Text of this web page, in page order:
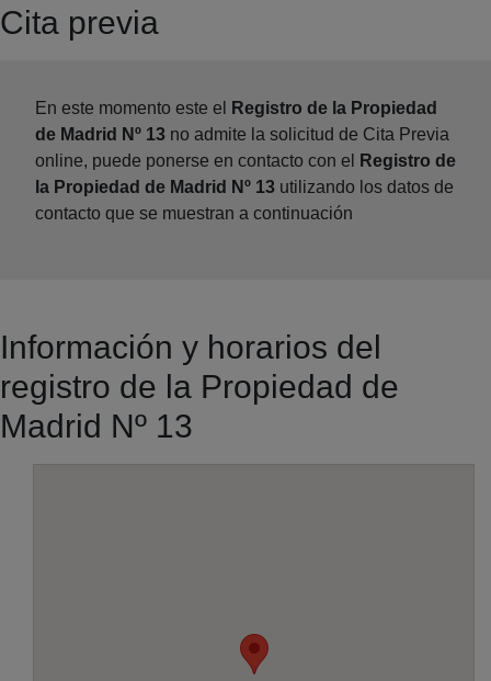
Cita previa
En este momento este el
Registro de la Propiedad
de Madrid Nº 13 no admite la solicitud de Cita Previa
online, puede ponerse en contacto con el
Registro de
la Propiedad de Madrid Nº 13 utilizando los datos de
contacto que se muestran a continuación
Información y horarios del
registro de la Propiedad de
Madrid Nº 13